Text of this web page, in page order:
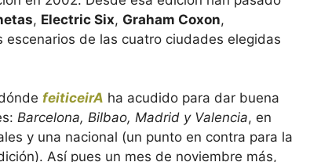
, Electric Six, Graham Coxon,
escenarios de las cuatro ciudades elegidas
feiticeirA ha acudido para dar buena
Barcelona, Bilbao, Madrid y Valencia, en
y una nacional (un punto en contra para la
Así pues un mes de noviembre más,